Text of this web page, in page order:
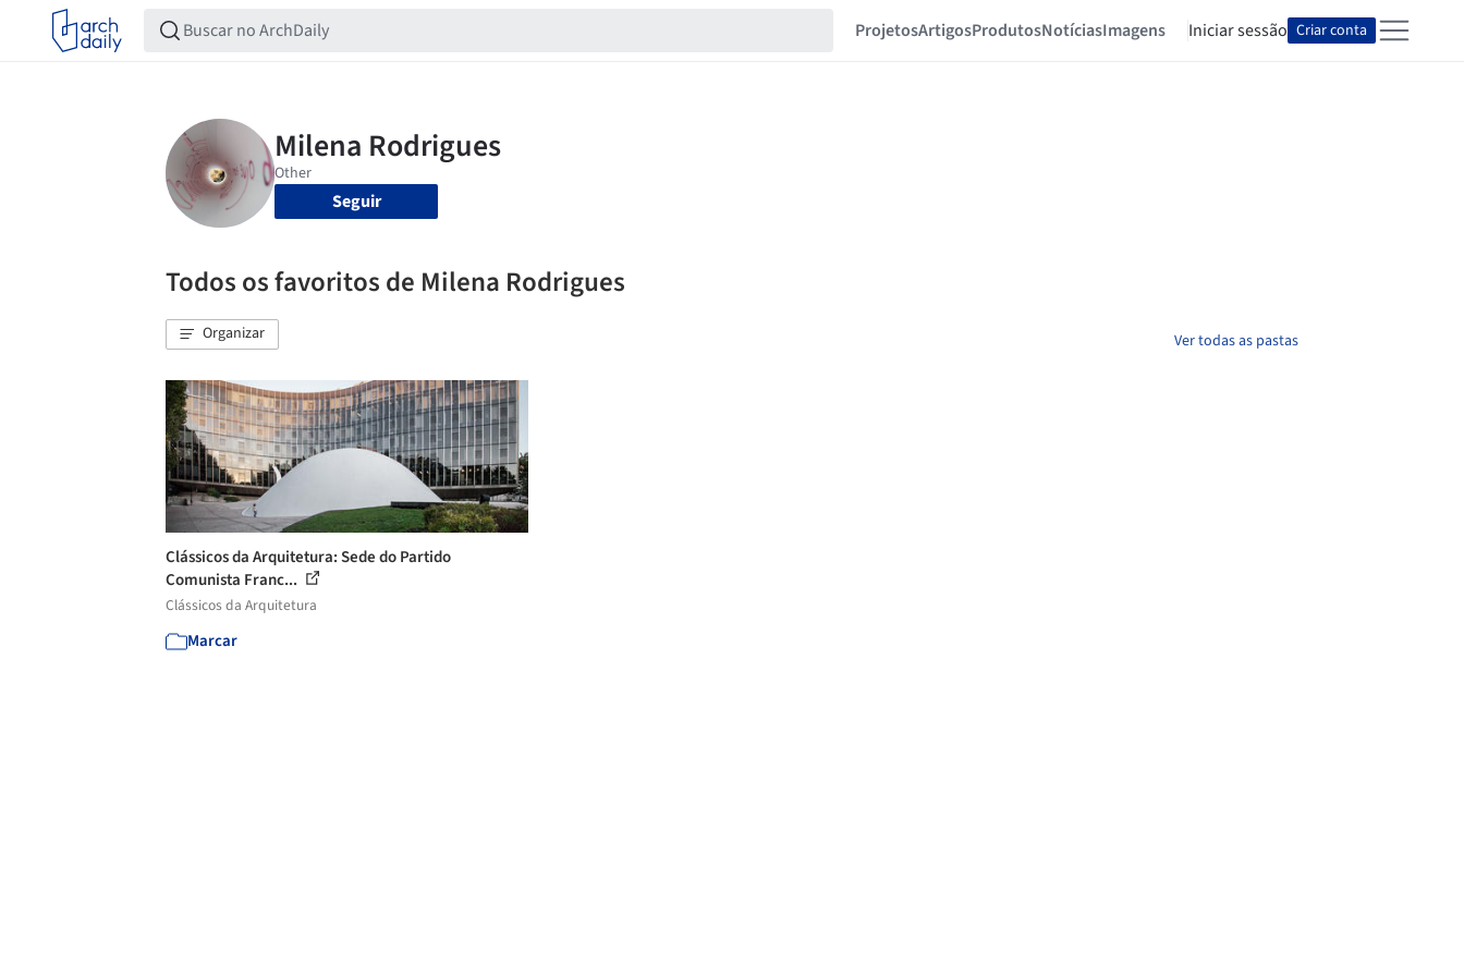
ProjetosArtigosProdutosNotíciasImagens Iniciar sessão Criar conta
Seguir
Todos os favoritos de Milena Rodrigues
Organizar Ver todas as pastas
Clássicos da Arquitetura: Sede do Partido
Comunista Franc...
Clássicos da Arquitetura
Marcar